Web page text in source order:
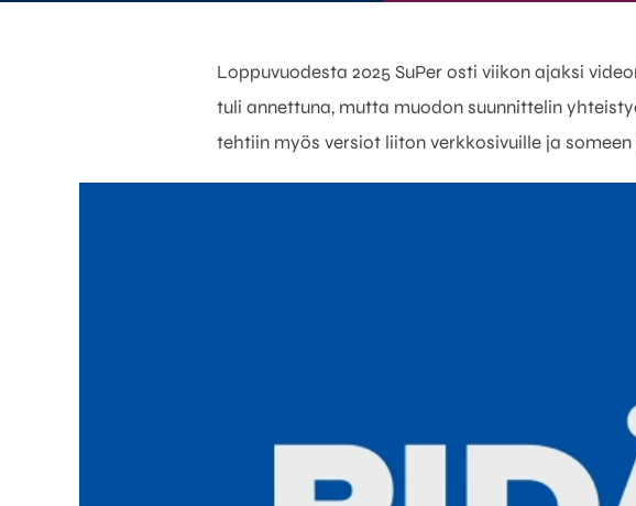
Loppuvuodesta 2025 SuPer osti viikon ajaksi
tuli annettuna, mutta muodon suunnittelin
tehtiin myös versiot liiton verkkosivuille ja